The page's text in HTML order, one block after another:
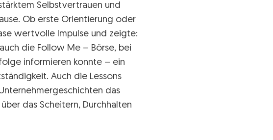
Selbstvertrauen und
Ob erste Orientierung oder
wertvolle Impulse und zeigte:
die Follow Me – Börse, bei
informieren konnte – ein
Auch die Lessons
das
das Scheitern, Durchhalten